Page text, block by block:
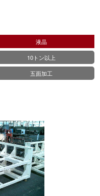
液晶
10トン以上
五面加工